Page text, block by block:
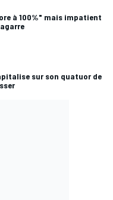
à 100%" mais impatient
sur son quatuor de